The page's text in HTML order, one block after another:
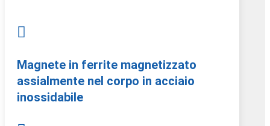

Magnete in ferrite magnetizzato
assialmente nel corpo in acciaio
inossidabile